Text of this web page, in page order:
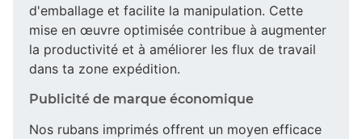
d'emballage et facilite la manipulation. Cette
mise en œuvre optimisée contribue à augmenter
la productivité et à améliorer les flux de travail
dans ta zone expédition.
Publicité de marque économique
Nos rubans imprimés offrent un moyen efficace